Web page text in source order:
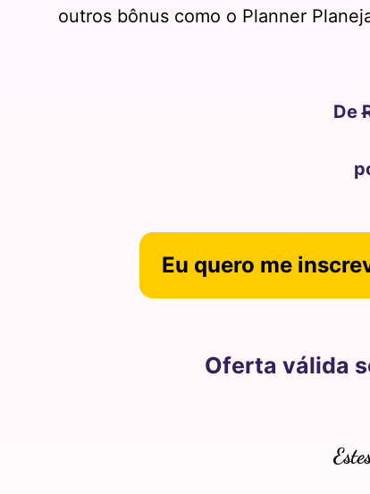
outros bônus como o Planner
De
Eu quero me
Oferta válida